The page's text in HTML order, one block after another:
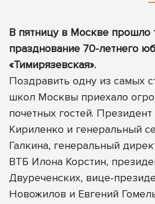
В пятницу в Москве прошло
празднование 70-летнего
«Тимирязевская».
Поздравить одну из самых
школ Москвы приехало
почетных гостей.
Кириленко и генеральный
Галкина, генеральный
ВТБ Илона Корстин,
Двуреченских, вице-
Новожилов и Евгений